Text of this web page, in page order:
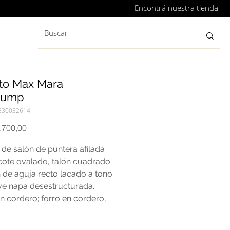
Encontrá nuestra tienda
Max Mara
Precio
salón de puntera afilada
ovalado, talón cuadrado
de aguja recto lacado a tono.
napa desestructurada.
cordero; forro en cordero,